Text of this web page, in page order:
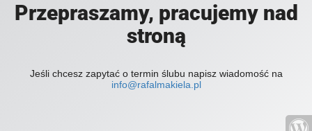
Przepraszamy, pracujemy nad
stroną
Jeśli chcesz zapytać o termin ślubu napisz wiadomość na
info@rafalmakiela.pl